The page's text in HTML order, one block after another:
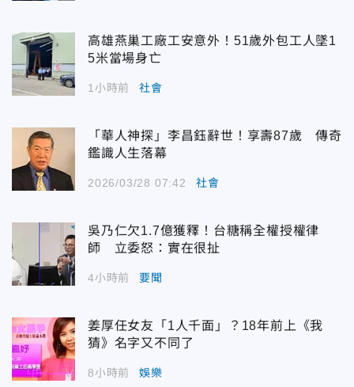
高雄燕巢工廠工安意外！51歲外包工人墜1
5米當場身亡
1小時前 社會
「華人神探」李昌鈺辭世！享壽87歲 傳奇
鑑識人生落幕
2026/03/28 07:42 社會
吳乃仁欠1.7億獲釋！台糖稱全權授權律
師 立委怒：實在很扯
4小時前 要聞
姜厚任女友「1人千面」？18年前上《我
猜》名字又不同了
8小時前 娛樂